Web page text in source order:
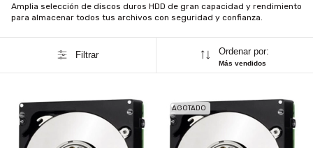
Amplia selección de discos duros HDD de gran capacidad y rendimiento
para almacenar todos tus archivos con seguridad y confianza.
Filtrar Ordenar por:
Más vendidos
AGOTADO